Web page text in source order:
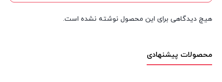
هیچ دیدگاهی برای این محصول نوشته نشده است.
محصولات پیشنهادی